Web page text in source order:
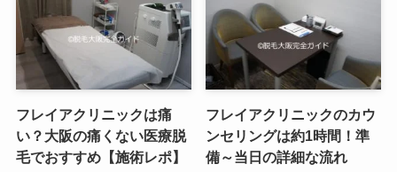
フレイアクリニックは痛
い？大阪の痛くない医療脱
毛でおすすめ【施術レポ】
フレイアクリニックのカウ
ンセリングは約1時間！準
備～当日の詳細な流れ